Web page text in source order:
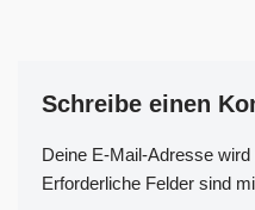
Schreibe einen
Deine E-Mail-Adresse
Erforderliche Felder sind
A
lt